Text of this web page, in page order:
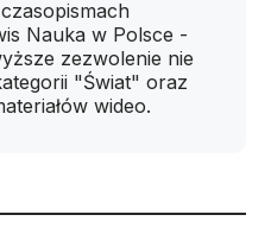
Nauka w Polsce -
zezwolenie nie
"Świat" oraz
wideo.